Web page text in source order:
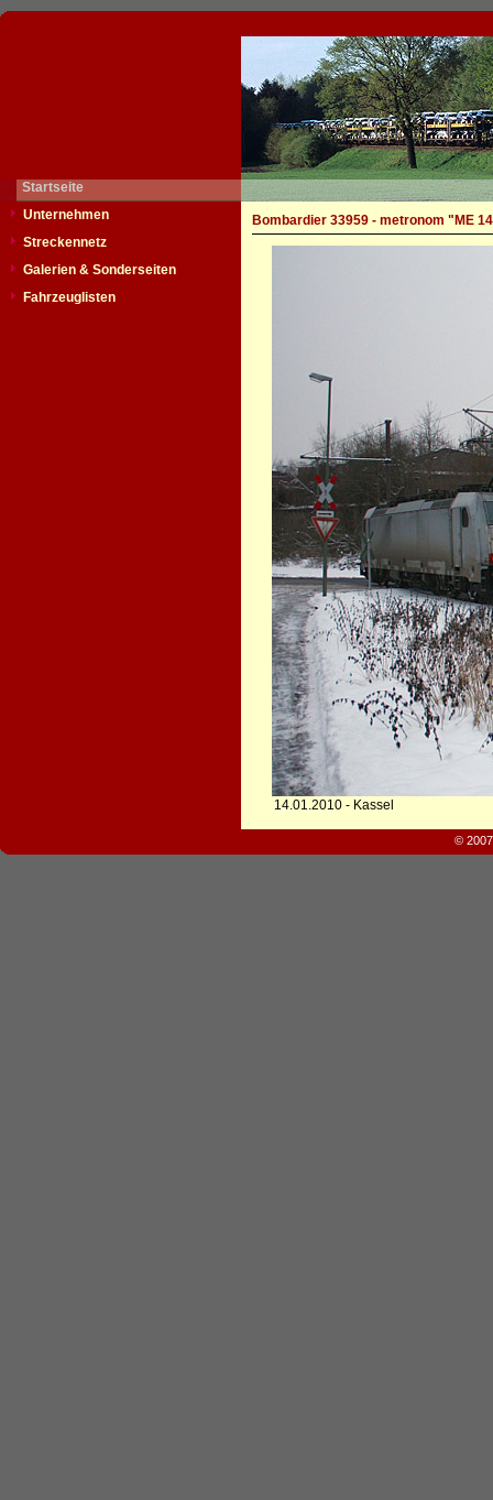
Startseite
Unternehmen
Streckennetz
Galerien & Sonderseiten
Fahrzeuglisten
Bombardier 33959 - metronom "ME
14.01.2010 - Kassel
©